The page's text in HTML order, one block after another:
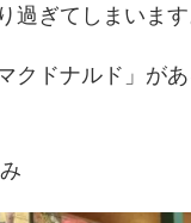
過ぎてしまいます
クドナルド」が